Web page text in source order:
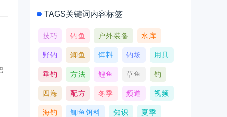
TAGS关键词内容标签
技巧 钓鱼 户外装备 水库
野钓 鲫鱼 饵料 钓场 用具
垂钓 方法 鲤鱼 草鱼 钓
四海 配方 冬季 频道 视频
海钓 鲫鱼饵料 知识 夏季